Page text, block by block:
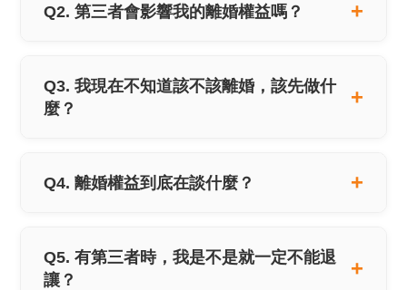
Q2. 第三者會影響我的離婚權益嗎？
Q3. 我現在不知道該不該離婚，該先做什
麼？
Q4. 離婚權益到底在談什麼？
Q5. 有第三者時，我是不是就一定不能退
讓？